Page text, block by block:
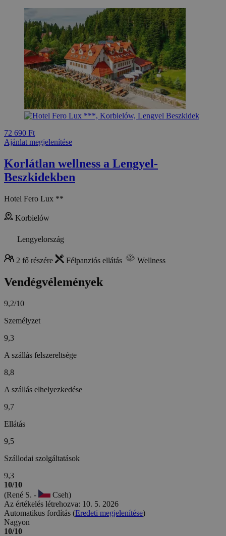
72 690 Ft
Ajánlat megjelenítése
Korlátlan wellness a Lengyel-
Beszkidekben
Hotel Fero Lux **
Korbielów
Lengyelország
2 fő részére Félpanziós ellátás Wellness
Vendégvélemények
9,2/10
Személyzet
9,3
A szállás felszereltsége
8,8
A szállás elhelyezkedése
9,7
Ellátás
9,5
Szállodai szolgáltatások
9,3
10/10
(René S. -
Cseh)
Az értékelés létrehozva: 10. 5. 2026
Automatikus fordítás (Eredeti megjelenítése)
Nagyon
10/10